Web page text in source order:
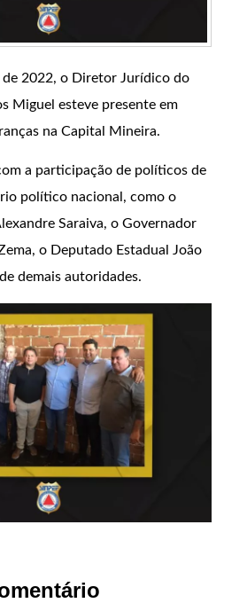
de 2022, o Diretor Jurídico do
Miguel esteve presente em
na Capital Mineira.
a participação de políticos de
político nacional, como o
Saraiva, o Governador
o Deputado Estadual João
demais autoridades.